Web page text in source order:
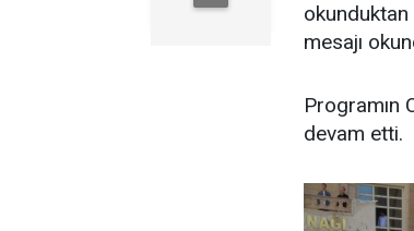
okunduktan
mesajı
Programın
devam etti.